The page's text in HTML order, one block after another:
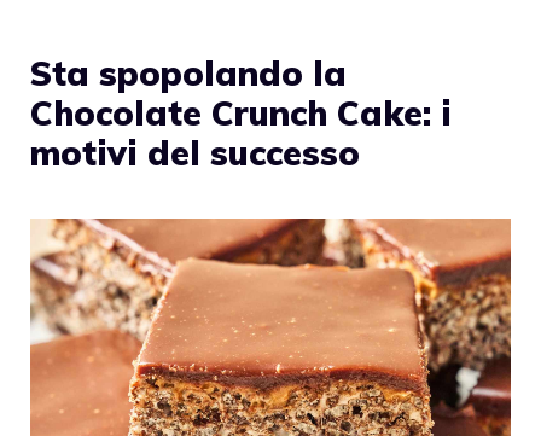
Sta spopolando la
Chocolate Crunch Cake: i
motivi del successo